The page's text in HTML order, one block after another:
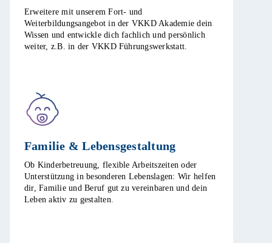
Erweitere mit unserem Fort- und
Weiterbildungsangebot in der VKKD Akademie dein
Wissen und entwickle dich fachlich und persönlich
weiter, z.B. in der VKKD Führungswerkstatt. ​
Familie & Lebensgestaltung​
Ob Kinderbetreuung, flexible Arbeitszeiten oder
Unterstützung in besonderen Lebenslagen: Wir helfen
dir, Familie und Beruf gut zu vereinbaren und dein
Leben aktiv zu gestalten. ​